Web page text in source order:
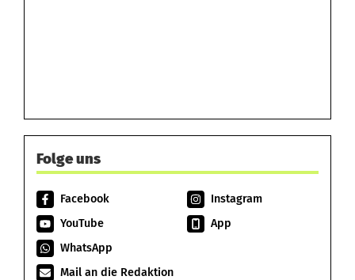
Folge uns
Facebook
Instagram
YouTube
App
WhatsApp
Mail an die Redaktion